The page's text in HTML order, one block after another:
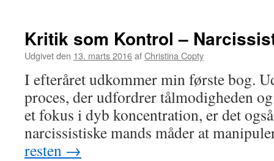
narcissistiske
partner
Kritik som Kontrol –
Udgivet den 13. marts 2016afChristina Copty
I efteråret udkommer min første bog.
proces, der udfordrer tålmodigheden
et fokus i dyb koncentration, er det
narcissistiske mands måder at
resten →